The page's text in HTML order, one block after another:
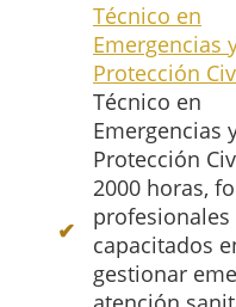
Técnico en
Emergencias
Protección
Técnico en
Emergencias
Protección
2000 horas,
profesionales
capacitados
gestionar